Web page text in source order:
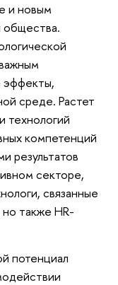
и новым
общества.
эффекты,
среде. Растет
технологий
компетенций
результатов
секторе,
связанные
также HR-
потенциал